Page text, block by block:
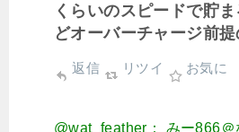
くらいのスピードで貯
どオーバーチャージ前
返信 リツイ お気に
@wat_feather： みー866